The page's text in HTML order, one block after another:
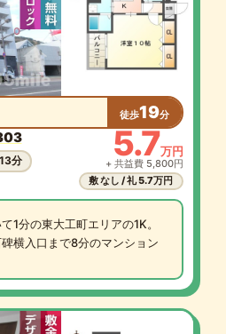
徒歩19分
分 5.7万円
+ 共益費 5,800円
敷 なし / 礼 5.7万円
1分の東大工町エリアの1K。
横入口まで8分のマンション